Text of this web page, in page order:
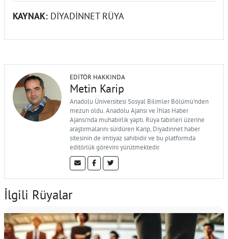
KAYNAK: DİYADİNNET RÜYA
EDITÖR HAKKINDA
Metin Karip
Anadolu Üniversitesi Sosyal Bilimler Bölümü'nden
mezun oldu. Anadolu Ajansı ve İhlas Haber
Ajansı'nda muhabirlik yaptı. Rüya tabirleri üzerine
araştırmalarını sürdüren Karip, Diyadinnet haber
sitesinin de imtiyaz sahibidir ve bu platformda
editörlük görevini yürütmektedir.
İlgili Rüyalar